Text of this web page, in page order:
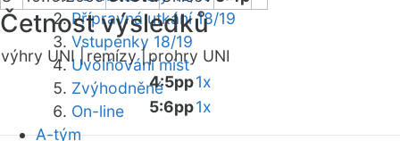
Přípravná utkání 18/19
Vstupenky 18/19
Uvolňování míst
Zvýhodněné
On-line
A-tým
Četnost výsledků
výhry UNI | remízy | prohry UNI
4:5pp1x
5:6pp1x